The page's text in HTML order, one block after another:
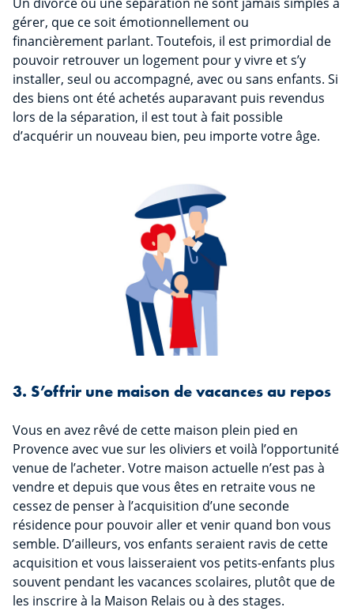
gérer, que ce soit émotionnellement ou
financièrement parlant. Toutefois, il est primordial de
pouvoir retrouver un logement pour y vivre et s’y
installer, seul ou accompagné, avec ou sans enfants. Si
des biens ont été achetés auparavant puis revendus
lors de la séparation, il est tout à fait possible
d’acquérir un nouveau bien, peu importe votre âge.
3. S’offrir une maison de vacances au repos
Vous en avez rêvé de cette maison plein pied en
Provence avec vue sur les oliviers et voilà l’opportunité
venue de l’acheter. Votre maison actuelle n’est pas à
vendre et depuis que vous êtes en retraite vous ne
cessez de penser à l’acquisition d’une seconde
résidence pour pouvoir aller et venir quand bon vous
semble. D’ailleurs, vos enfants seraient ravis de cette
acquisition et vous laisseraient vos petits-enfants plus
souvent pendant les vacances scolaires, plutôt que de
les inscrire à la Maison Relais ou à des stages.